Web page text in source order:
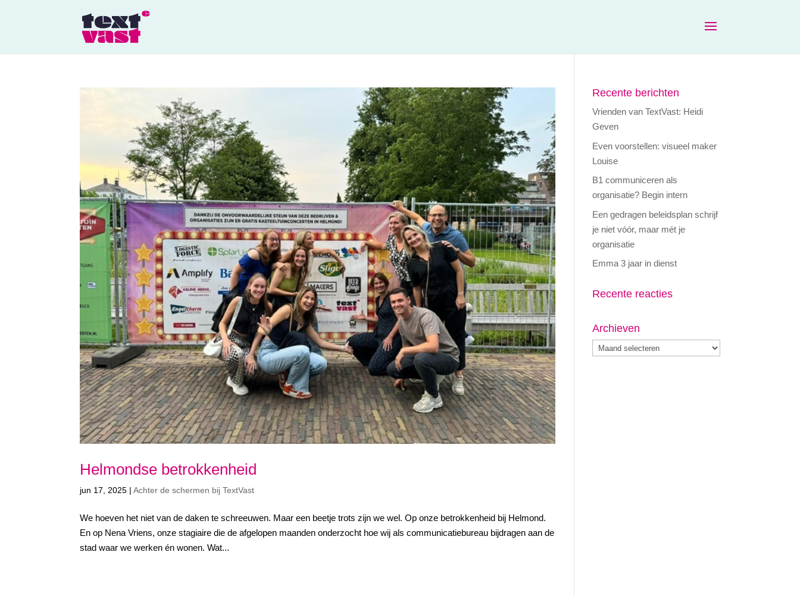
Helmondse betrokkenheid
jun 17, 2025 |Achter de schermen bij TextVast
We hoeven het niet van de daken te schreeuwen. Maar een beetje trots zijn we wel. Op onze betrokkenheid bij Helmond.
En op Nena Vriens, onze stagiaire die de afgelopen maanden onderzocht hoe wij als communicatiebureau bijdragen aan de
stad waar we werken én wonen. Wat...
Recente berichten
Vrienden van TextVast: Heidi
Geven
Even voorstellen: visueel maker
Louise
B1 communiceren als
organisatie? Begin intern
Een gedragen beleidsplan schrijf
je niet vóór, maar mét je
organisatie
Emma 3 jaar in dienst
Recente reacties
Archieven
Archieven